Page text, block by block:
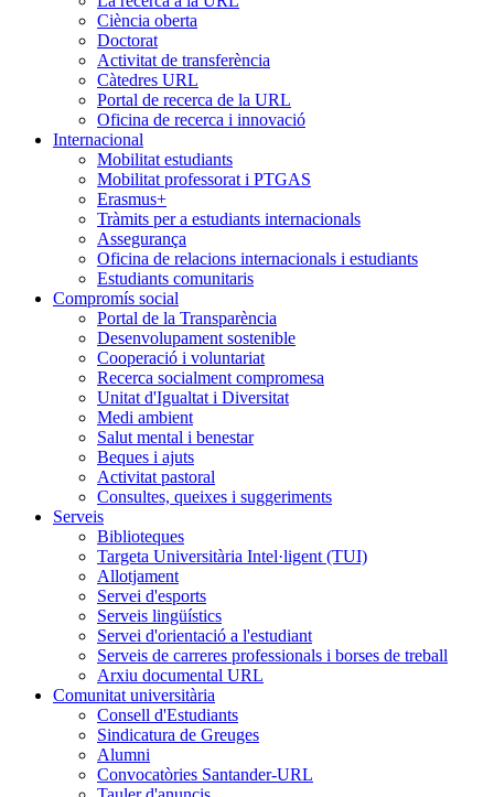
Ciència oberta
Doctorat
Activitat de transferència
Càtedres URL
Portal de recerca de la URL
Oficina de recerca i innovació
Internacional
Mobilitat estudiants
Mobilitat professorat i PTGAS
Erasmus+
Tràmits per a estudiants internacionals
Assegurança
Oficina de relacions internacionals i estudiants
Estudiants comunitaris
Compromís social
Portal de la Transparència
Desenvolupament sostenible
Cooperació i voluntariat
Recerca socialment compromesa
Unitat d'Igualtat i Diversitat
Medi ambient
Salut mental i benestar
Beques i ajuts
Activitat pastoral
Consultes, queixes i suggeriments
Serveis
Biblioteques
Targeta Universitària Intel·ligent (TUI)
Allotjament
Servei d'esports
Serveis lingüístics
Servei d'orientació a l'estudiant
Serveis de carreres professionals i borses de treball
Arxiu documental URL
Comunitat universitària
Consell d'Estudiants
Sindicatura de Greuges
Alumni
Convocatòries Santander-URL